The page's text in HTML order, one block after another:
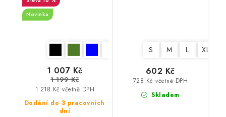
Novinka
Dodání do 3 pracovních
dní
1 218 Kč včetně DPH
1 007 Kč
1 199 Kč
S M L XL
Skladem
728 Kč včetně DPH
602 Kč